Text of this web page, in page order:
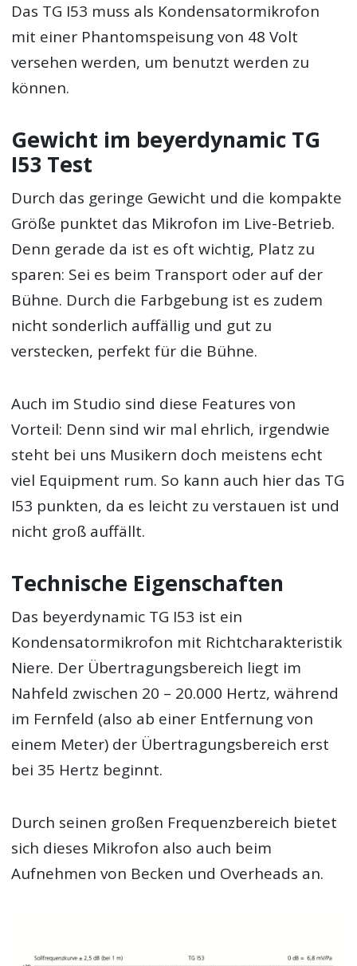
Das TG I53 muss als Kondensatormikrofon
mit einer Phantomspeisung von 48 Volt
versehen werden, um benutzt werden zu
können.
Gewicht im beyerdynamic TG
I53 Test
Durch das geringe Gewicht und die kompakte
Größe punktet das Mikrofon im Live-Betrieb.
Denn gerade da ist es oft wichtig, Platz zu
sparen: Sei es beim Transport oder auf der
Bühne. Durch die Farbgebung ist es zudem
nicht sonderlich auffällig und gut zu
verstecken, perfekt für die Bühne.
Auch im Studio sind diese Features von
Vorteil: Denn sind wir mal ehrlich, irgendwie
steht bei uns Musikern doch meistens echt
viel Equipment rum. So kann auch hier das TG
I53 punkten, da es leicht zu verstauen ist und
nicht groß auffällt.
Technische Eigenschaften
Das beyerdynamic TG I53 ist ein
Kondensatormikrofon mit Richtcharakteristik
Niere. Der Übertragungsbereich liegt im
Nahfeld zwischen 20 – 20.000 Hertz, während
im Fernfeld (also ab einer Entfernung von
einem Meter) der Übertragungsbereich erst
bei 35 Hertz beginnt.
Durch seinen großen Frequenzbereich bietet
sich dieses Mikrofon also auch beim
Aufnehmen von Becken und Overheads an.